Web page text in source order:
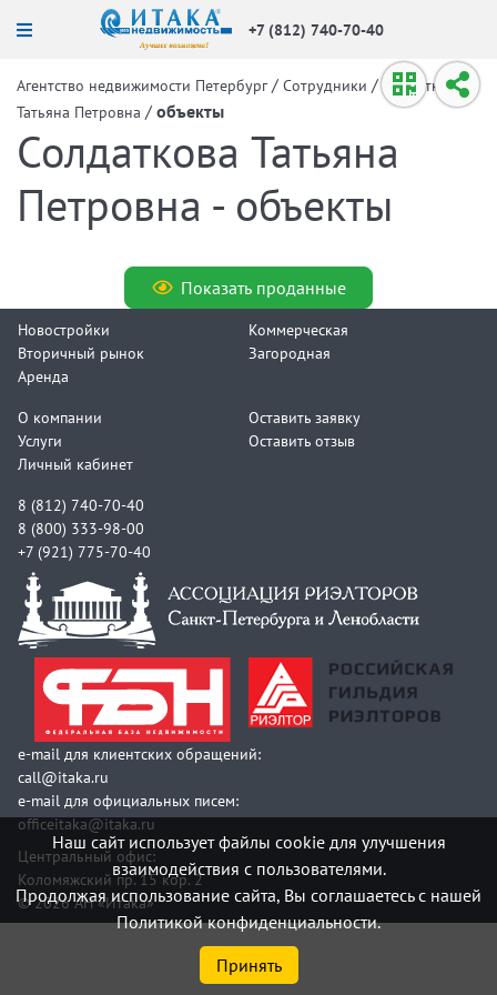
+7 (812) 740-70-40
Агентство недвижимости Петербург / Сотрудники / Солдаткова
Татьяна Петровна / объекты
Солдаткова Татьяна
Петровна - объекты
Показать проданные
Новостройки
Вторичный рынок
Аренда
Коммерческая
Загородная
О компании
Услуги
Личный кабинет
Оставить заявку
Оставить отзыв
8 (812) 740-70-40
8 (800) 333-98-00
+7 (921) 775-70-40
e-mail для клиентских обращений:
call@itaka.ru
e-mail для официальных писем:
officeitaka@itaka.ru
Центральный офис:
Коломяжский пр. 15 кор. 2
© 2026 АН «Итака»
Наш сайт использует файлы cookie для улучшения
взаимодействия с пользователями.
Продолжая использование сайта, Вы соглашаетесь с нашей
Политикой конфиденциальности.
Принять